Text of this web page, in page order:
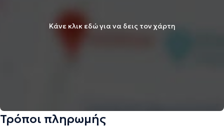
Κάνε κλικ εδώ για να δεις τον χάρτη
Τρόποι πληρωμής